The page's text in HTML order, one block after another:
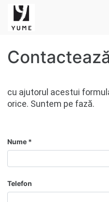
cu ajutorul acestui
orice. Suntem pe fază.
Nume
Telefon